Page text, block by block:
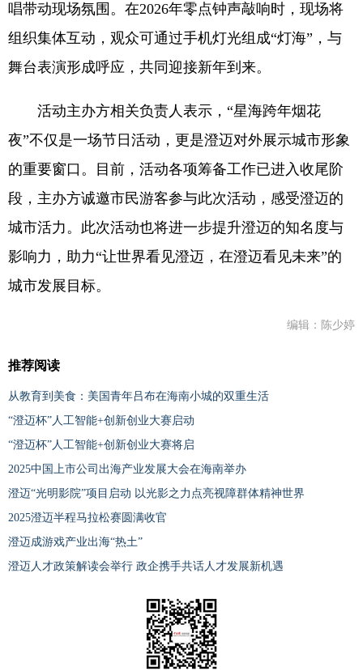
唱带动现场氛围。在2026年零点钟声敲响时，现场将
组织集体互动，观众可通过手机灯光组成“灯海”，与
舞台表演形成呼应，共同迎接新年到来。
活动主办方相关负责人表示，“星海跨年烟花
夜”不仅是一场节日活动，更是澄迈对外展示城市形象
的重要窗口。目前，活动各项筹备工作已进入收尾阶
段，主办方诚邀市民游客参与此次活动，感受澄迈的
城市活力。此次活动也将进一步提升澄迈的知名度与
影响力，助力“让世界看见澄迈，在澄迈看见未来”的
城市发展目标。
编辑：陈少婷
推荐阅读
从教育到美食：美国青年吕布在海南小城的双重生活
“澄迈杯”人工智能+创新创业大赛启动
“澄迈杯”人工智能+创新创业大赛将启
2025中国上市公司出海产业发展大会在海南举办
澄迈“光明影院”项目启动 以光影之力点亮视障群体精神世界
2025澄迈半程马拉松赛圆满收官
澄迈成游戏产业出海“热土”
澄迈人才政策解读会举行 政企携手共话人才发展新机遇